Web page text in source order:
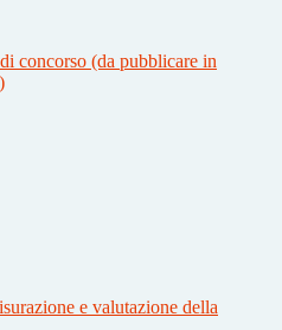
concorso (da pubblicare in
e valutazione della